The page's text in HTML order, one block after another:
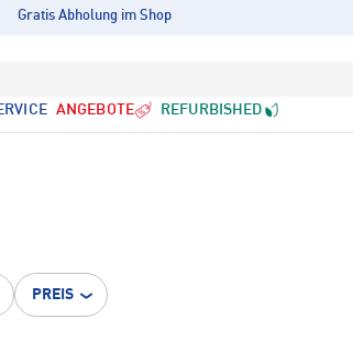
Gratis Abholung im Shop
ANGEBOTE REFURBISHED
PREIS